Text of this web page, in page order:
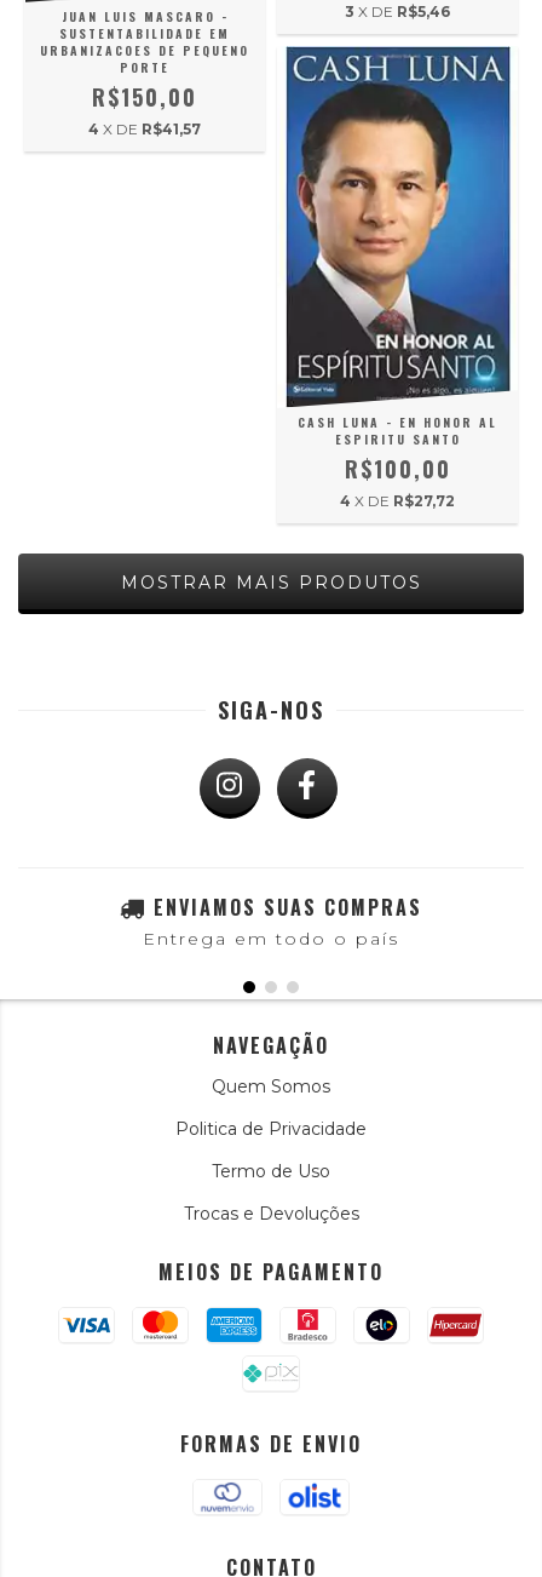
3 X DE R$5,46
JUAN LUIS MASCARO -
SUSTENTABILIDADE EM
URBANIZACOES DE PEQUENO
PORTE
R$150,00
4 X DE R$41,57
CASH LUNA - EN HONOR AL
ESPIRITU SANTO
R$100,00
4 X DE R$27,72
MOSTRAR MAIS PRODUTOS
SIGA-NOS
ENVIAMOS SUAS COMPRAS
Entrega em todo o país
NAVEGAÇÃO
Quem Somos
Politica de Privacidade
Termo de Uso
Trocas e Devoluções
MEIOS DE PAGAMENTO
FORMAS DE ENVIO
CONTATO